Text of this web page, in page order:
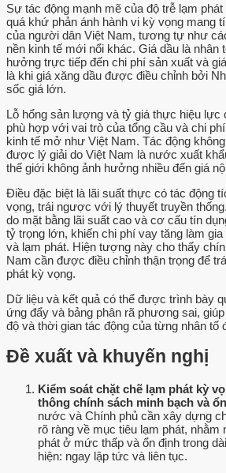
Sự tác động mạnh mẽ của độ trễ lạm
quá khứ phản ánh hành vi kỳ vọng mang
của người dân Việt Nam, tương tự như
nền kinh tế mới nổi khác. Giá dầu là nhân
hưởng trực tiếp đến chi phí sản xuất và
là khi giá xăng dầu được điều chỉnh bởi
sốc giá lớn.
Lỗ hổng sản lượng và tỷ giá thực hiệu lực
phù hợp với vai trò của tổng cầu và chi
kinh tế mở như Việt Nam. Tác động
được lý giải do Việt Nam là nước xuất
thế giới không ảnh hưởng nhiều đến giá
Điều đặc biệt là lãi suất thực có tác động
vọng, trái ngược với lý thuyết truyền
do mặt bằng lãi suất cao và cơ cấu tín
tỷ trọng lớn, khiến chi phí vay tăng làm
và lạm phát. Hiện tượng này cho thấy
Nam cần được điều chỉnh thận trọng để
phát kỳ vọng.
Dữ liệu và kết quả có thể được trình bày
ứng đẩy và bảng phân rã phương sai,
độ và thời gian tác động của từng nhân tố
Đề xuất và khuyến nghị
Kiểm soát chặt chẽ lạm phát kỳ
thông chính sách minh bạch và
nước và Chính phủ cần xây dựng
rõ ràng về mục tiêu lạm phát, nhằm
phát ở mức thấp và ổn định trong
hiện: ngay lập tức và liên tục.